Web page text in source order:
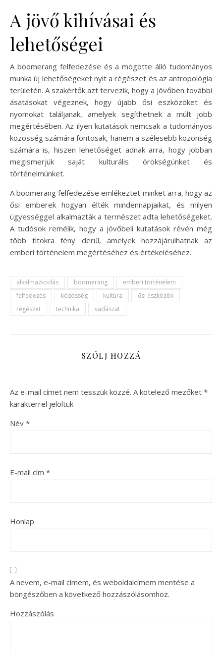
A jövő kihívásai és
lehetőségei
A boomerang felfedezése és a mögötte álló tudományos
munka új lehetőségeket nyit a régészet és az antropológia
területén. A szakértők azt tervezik, hogy a jövőben további
ásatásokat végeznek, hogy újabb ősi eszközöket és
nyomokat találjanak, amelyek segíthetnek a múlt jobb
megértésében. Az ilyen kutatások nemcsak a tudományos
közösség számára fontosak, hanem a szélesebb közönség
számára is, hiszen lehetőséget adnak arra, hogy jobban
megismerjük saját kulturális örökségünket és
történelmünket.
A boomerang felfedezése emlékeztet minket arra, hogy az
ősi emberek hogyan élték mindennapjaikat, és milyen
ügyességgel alkalmazták a természet adta lehetőségeket.
A tudósok remélik, hogy a jövőbeli kutatások révén még
több titokra fény derül, amelyek hozzájárulhatnak az
emberi történelem megértéséhez és értékeléséhez.
alkalmazkodás boomerang
emberi történelem
felfedezés
közösség kultúra
ősi eszközök
régészet
technika vadászat
SZÓLJ HOZZÁ
Az e-mail címet nem tesszük közzé. A kötelező mezőket *
karakterrel jelöltük
Név *
E-mail cím *
Honlap
A nevem, e-mail címem, és weboldalcímem mentése a
böngészőben a következő hozzászólásomhoz.
Hozzászólás